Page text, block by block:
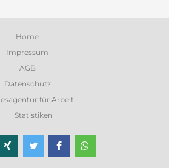
Home
Impressum
AGB
Datenschutz
für Arbeit
Statistiken